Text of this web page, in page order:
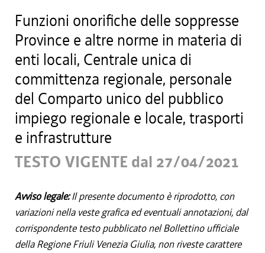
Funzioni onorifiche delle soppresse
Province e altre norme in materia di
enti locali, Centrale unica di
committenza regionale, personale
del Comparto unico del pubblico
impiego regionale e locale, trasporti
e infrastrutture
TESTO VIGENTE dal 27/04/2021
Avviso legale:Il presente documento è riprodotto, con
variazioni nella veste grafica ed eventuali annotazioni, dal
corrispondente testo pubblicato nel Bollettino ufficiale
della Regione Friuli Venezia Giulia, non riveste carattere